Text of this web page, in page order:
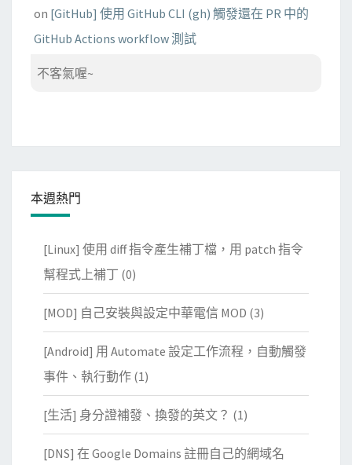
on [GitHub] 使用 GitHub CLI (gh) 觸發還在 PR 中的
GitHub Actions workflow 測試
不客氣喔~
本週熱門
[Linux] 使用 diff 指令產生補丁檔，用 patch 指令
幫程式上補丁 (0)
[MOD] 自己安裝與設定中華電信 MOD (3)
[Android] 用 Automate 設定工作流程，自動觸發
事件、執行動作 (1)
[生活] 身分證補發、換發的英文？ (1)
[DNS] 在 Google Domains 註冊自己的網域名